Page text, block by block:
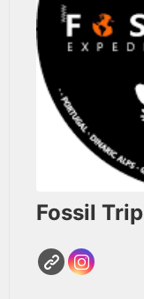
Fossil Trip